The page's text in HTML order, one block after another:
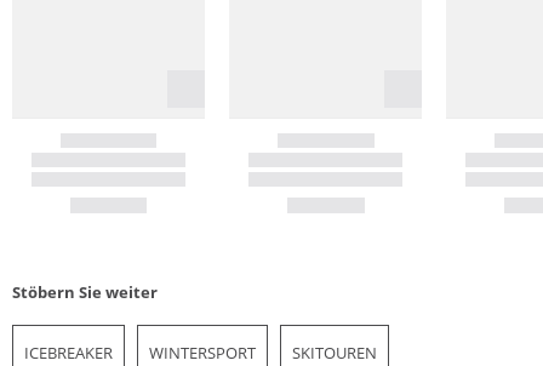
Stöbern Sie weiter
ICEBREAKER WINTERSPORT SKITOUREN